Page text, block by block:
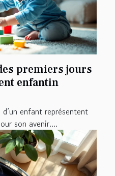
premiers jours
enfantin
enfant représentent
son avenir....